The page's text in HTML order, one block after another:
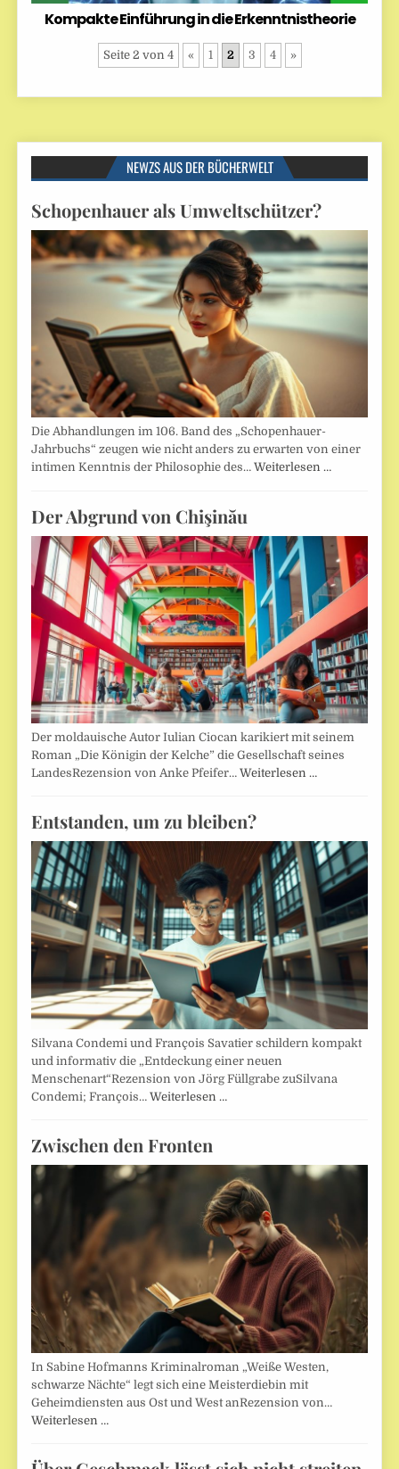
Kompakte Einführung in die Erkenntnistheorie
Seite 2 von 4 « 1 2 3 4 »
NEWZS AUS DER BÜCHERWELT
Schopenhauer als Umweltschützer?
Die Abhandlungen im 106. Band des „Schopenhauer-
Jahrbuchs“ zeugen wie nicht anders zu erwarten von einer
intimen Kenntnis der Philosophie des…Weiterlesen …
Der Abgrund von Chişinău
Der moldauische Autor Iulian Ciocan karikiert mit seinem
Roman „Die Königin der Kelche” die Gesellschaft seines
LandesRezension von Anke Pfeifer…Weiterlesen …
Entstanden, um zu bleiben?
Silvana Condemi und François Savatier schildern kompakt
und informativ die „Entdeckung einer neuen
Menschenart“Rezension von Jörg Füllgrabe zuSilvana
Condemi; François…Weiterlesen …
Zwischen den Fronten
In Sabine Hofmanns Kriminalroman „Weiße Westen,
schwarze Nächte“ legt sich eine Meisterdiebin mit
Geheimdiensten aus Ost und West anRezension von…
Weiterlesen …